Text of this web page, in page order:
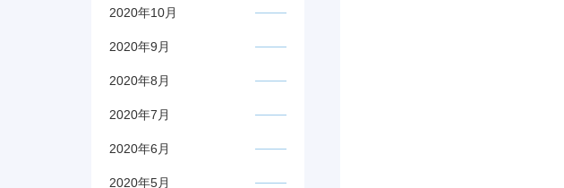
2020年10月
2020年9月
2020年8月
2020年7月
2020年6月
2020年5月